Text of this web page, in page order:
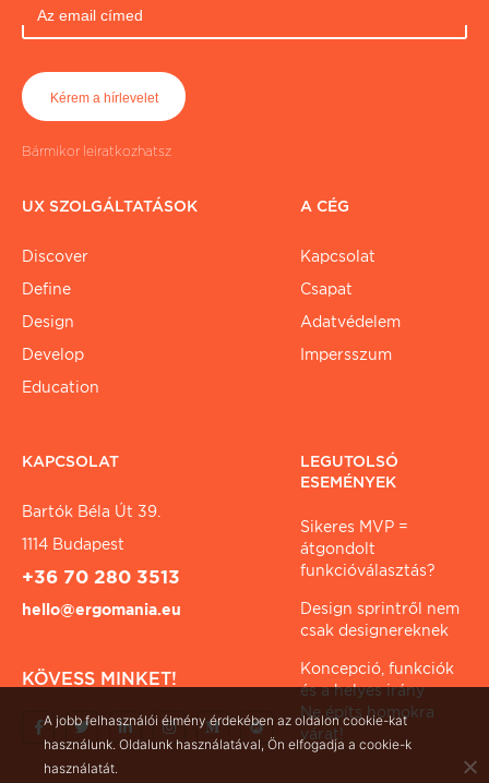
Bármikor leiratkozhatsz
UX SZOLGÁLTATÁSOK
Discover
Define
Design
Develop
Education
A CÉG
Kapcsolat
Csapat
Adatvédelem
Impersszum
KAPCSOLAT
Bartók Béla Út 39.
1114 Budapest
+36 70 280 3513
hello@ergomania.eu
KÖVESS MINKET!
LEGUTOLSÓ
ESEMÉNYEK
Sikeres MVP =
átgondolt
funkcióválasztás?
Design sprintről nem
csak designereknek
Koncepció, funkciók
és a helyes irány
Ne építs homokra
várat!
A jobb felhasználói élmény érdekében az oldalon cookie-kat
használunk. Oldalunk használatával, Ön elfogadja a cookie-k
használatát.